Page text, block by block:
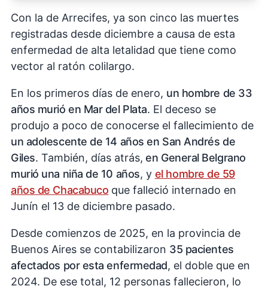
Con la de Arrecifes, ya son cinco las muertes
registradas desde diciembre a causa de esta
enfermedad de alta letalidad que tiene como
vector al ratón colilargo.
En los primeros días de enero, un hombre de 33
años murió en Mar del Plata. El deceso se
produjo a poco de conocerse el fallecimiento de
un adolescente de 14 años en San Andrés de
Giles. También, días atrás, en General Belgrano
murió una niña de 10 años, y el hombre de 59
años de Chacabuco que falleció internado en
Junín el 13 de diciembre pasado.
Desde comienzos de 2025, en la provincia de
Buenos Aires se contabilizaron 35 pacientes
afectados por esta enfermedad, el doble que en
2024. De ese total, 12 personas fallecieron, lo